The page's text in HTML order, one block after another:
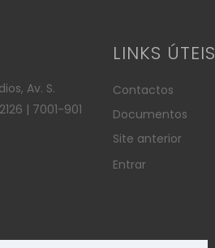
Av. S.
| 7001-901
LINKS ÚTEIS
Contactos
Documentos
Site anterior
Entrar